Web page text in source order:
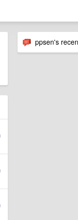
ppsen's